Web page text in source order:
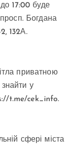
17:00 буде
Богдана
132А.
приватною
у
t.me/cek_info.
сфері міста